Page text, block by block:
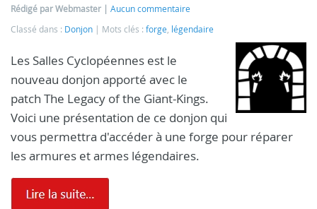
Rédigé par Webmaster
Aucun commentaire
Classé dans : Donjon Mots clés : forge, légendaire
Les Salles Cyclopéennes est le
nouveau donjon apporté avec le
patch The Legacy of the Giant-Kings.
Voici une présentation de ce donjon qui
vous permettra d'accéder à une forge pour réparer
les armures et armes légendaires.